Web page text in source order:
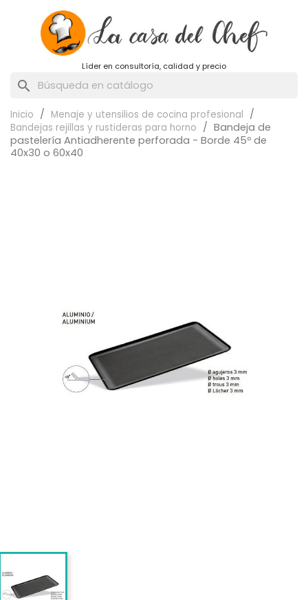
Líder en consultoría, calidad y precio
search
Inicio
Menaje y utensilios de cocina profesional
Bandejas rejillas y rustideras para horno
Bandeja de
pastelería Antiadherente perforada - Borde 45º de
40x30 o 60x40